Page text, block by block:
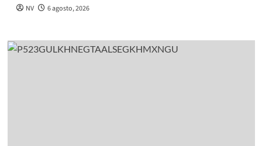
NV 6 agosto, 2026